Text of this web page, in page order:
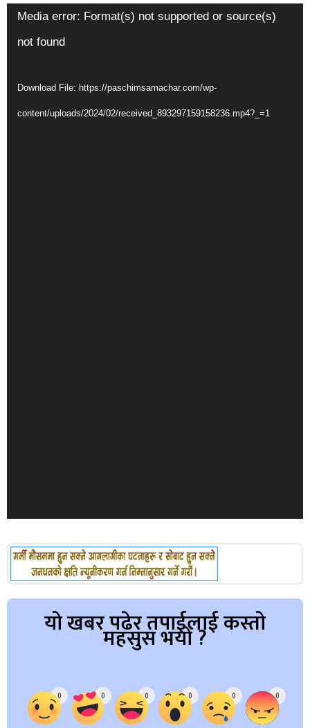
Video
Player
Media error: Format(s) not supported or source(s)
not found
Download File: https://paschimsamachar.com/wp-
content/uploads/2024/02/received_893297159158236.mp4?_=1
यो खबर पढेर तपाईलाई कस्तो
महसुस भयो ?
0 0 0 0 0 0